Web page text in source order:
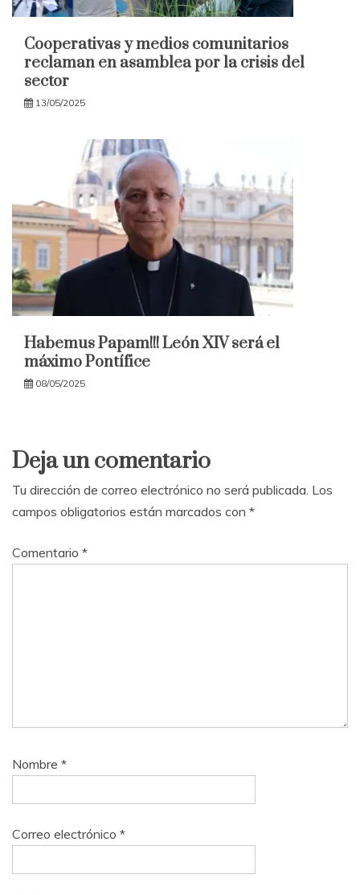
Cooperativas y medios comunitarios
reclaman en asamblea por la crisis del
sector
13/05/2025
Habemus Papam!!! León XIV será el
máximo Pontífice
08/05/2025
Deja un comentario
Tu dirección de correo electrónico no será publicada. Los
campos obligatorios están marcados con *
Comentario *
Nombre *
Correo electrónico *